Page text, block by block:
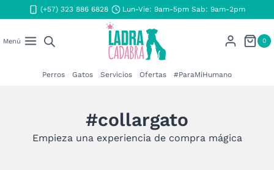
al
(+57) 323 886 6828 Lun-Vie: 9am-5pm Sab: 9am-2pm
Menú 0
Perros Gatos Servicios Ofertas #ParaMiHumano
#collargato
Empieza una experiencia de compra mágica